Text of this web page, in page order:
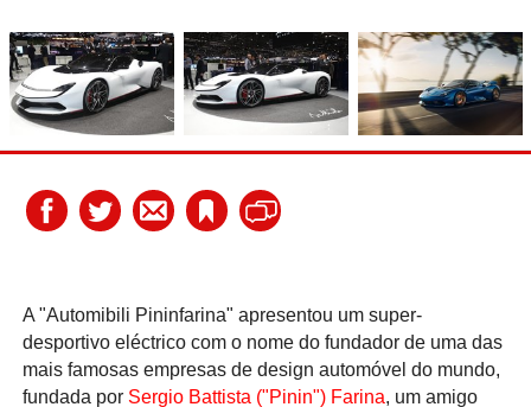
A "Automibili Pininfarina" apresentou um super-
desportivo eléctrico com o nome do fundador de uma das
mais famosas empresas de design automóvel do mundo,
fundada por Sergio Battista ("Pinin") Farina, um amigo